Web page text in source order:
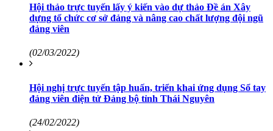
Hội thảo trực tuyến lấy ý kiến vào dự thảo Đề án Xây
dựng tổ chức cơ sở đảng và nâng cao chất lượng đội ngũ
đảng viên
(02/03/2022)
Hội nghị trực tuyến tập huấn, triển khai ứng dụng Sổ tay
đảng viên điện tử Đảng bộ tỉnh Thái Nguyên
(24/02/2022)